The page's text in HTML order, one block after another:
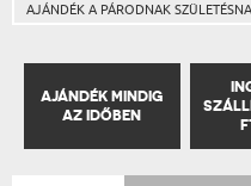
AJÁNDÉK A PÁRODNAK
AJÁNDÉK MINDIG
AZ IDŐBEN